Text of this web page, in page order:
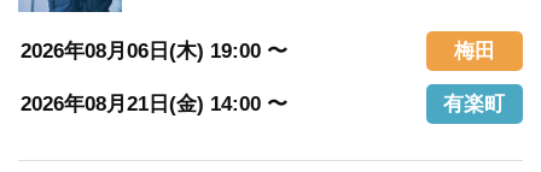
2026年08月06日(木) 19:00 〜 梅田
2026年08月21日(金) 14:00 〜 有楽町